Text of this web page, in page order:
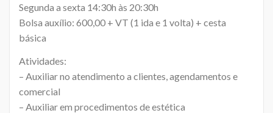
Segunda a sexta 14:30h às 20:30h
Bolsa auxílio: 600,00 + VT (1 ida e 1 volta) + cesta
básica
Atividades:
– Auxiliar no atendimento a clientes, agendamentos e
comercial
– Auxiliar em procedimentos de estética